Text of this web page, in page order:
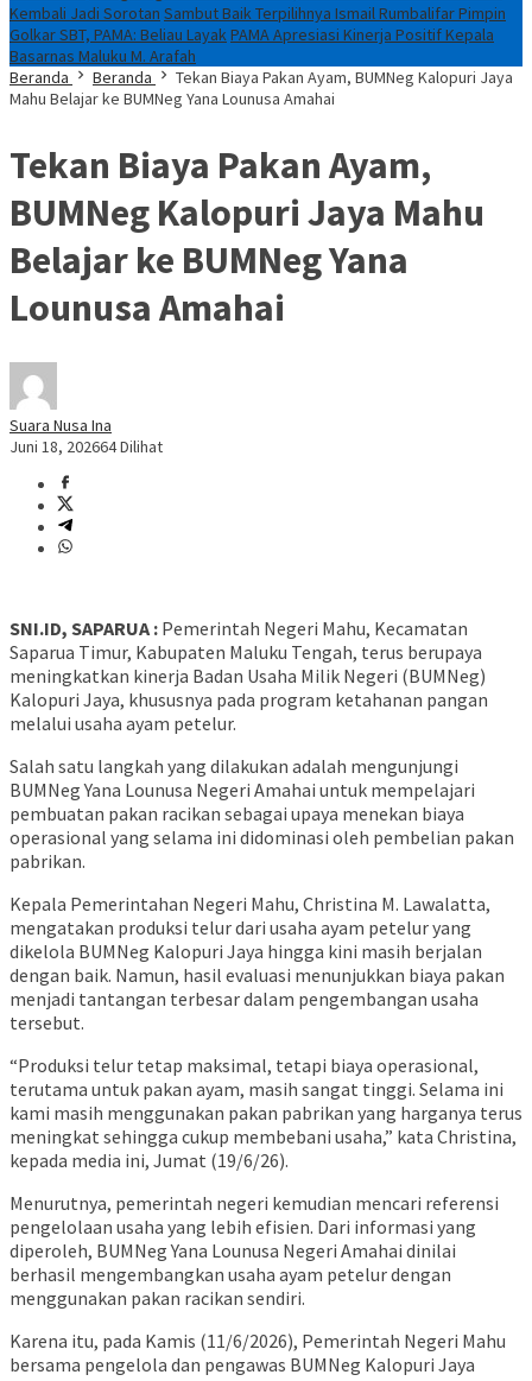
Kembali Jadi Sorotan Sambut Baik Terpilihnya Ismail Rumbalifar Pimpin
Golkar SBT, PAMA: Beliau LayakPAMA Apresiasi Kinerja Positif Kepala
Basarnas Maluku M. Arafah
Beranda
Beranda
Tekan Biaya Pakan Ayam, BUMNeg Kalopuri Jaya
Mahu Belajar ke BUMNeg Yana Lounusa Amahai
Tekan Biaya Pakan Ayam,
BUMNeg Kalopuri Jaya Mahu
Belajar ke BUMNeg Yana
Lounusa Amahai
Suara Nusa Ina
Juni 18, 202664 Dilihat
SNI.ID, SAPARUA : Pemerintah Negeri Mahu, Kecamatan
Saparua Timur, Kabupaten Maluku Tengah, terus berupaya
meningkatkan kinerja Badan Usaha Milik Negeri (BUMNeg)
Kalopuri Jaya, khususnya pada program ketahanan pangan
melalui usaha ayam petelur.
Salah satu langkah yang dilakukan adalah mengunjungi
BUMNeg Yana Lounusa Negeri Amahai untuk mempelajari
pembuatan pakan racikan sebagai upaya menekan biaya
operasional yang selama ini didominasi oleh pembelian pakan
pabrikan.
Kepala Pemerintahan Negeri Mahu, Christina M. Lawalatta,
mengatakan produksi telur dari usaha ayam petelur yang
dikelola BUMNeg Kalopuri Jaya hingga kini masih berjalan
dengan baik. Namun, hasil evaluasi menunjukkan biaya pakan
menjadi tantangan terbesar dalam pengembangan usaha
tersebut.
“Produksi telur tetap maksimal, tetapi biaya operasional,
terutama untuk pakan ayam, masih sangat tinggi. Selama ini
kami masih menggunakan pakan pabrikan yang harganya terus
meningkat sehingga cukup membebani usaha,” kata Christina,
kepada media ini, Jumat (19/6/26).
Menurutnya, pemerintah negeri kemudian mencari referensi
pengelolaan usaha yang lebih efisien. Dari informasi yang
diperoleh, BUMNeg Yana Lounusa Negeri Amahai dinilai
berhasil mengembangkan usaha ayam petelur dengan
menggunakan pakan racikan sendiri.
Karena itu, pada Kamis (11/6/2026), Pemerintah Negeri Mahu
bersama pengelola dan pengawas BUMNeg Kalopuri Jaya